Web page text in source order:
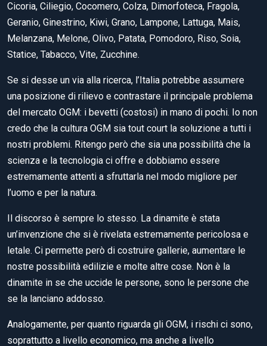
Cicoria, Ciliegio, Cocomero, Colza, Dimorfoteca, Fragola,
Geranio, Ginestrino, Kiwi, Grano, Lampone, Lattuga, Mais,
Melanzana, Melone, Olivo, Patata, Pomodoro, Riso, Soia,
Statice, Tabacco, Vite, Zucchine.
Se si desse un via alla ricerca, l’Italia potrebbe assumere
una posizione di rilievo e contrastare il principale problema
del mercato OGM: i bevetti (costosi) in mano di pochi. Io non
credo che la cultura OGM sia tout court la soluzione a tutti i
nostri problemi. Ritengo però che sia una possibilità che la
scienza e la tecnologia ci offre e dobbiamo essere
estremamente attenti a sfruttarla nel modo migliore per
l’uomo e per la natura.
Il discorso è sempre lo stesso. La dinamite è stata
un’invenzione che si è rivelata estremamente pericolosa e
letale. Ci permette però di costruire gallerie, aumentare le
nostre possibilità edilizie e molte altre cose. Non è la
dinamite in se che uccide le persone, sono le persone che
se la lanciano addosso.
Analogamente, per quanto riguarda gli OGM, i rischi ci sono,
soprattutto a livello economico, ma anche a livello